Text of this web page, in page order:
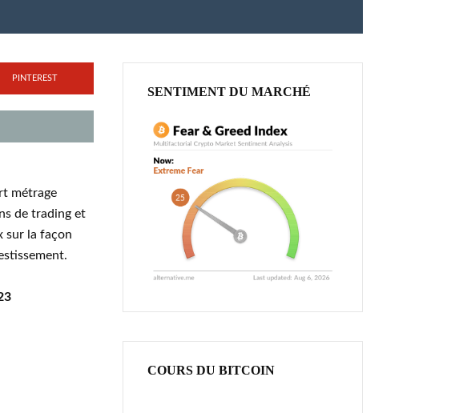
PINTEREST
métrage
de trading et
sur la façon
SENTIMENT DU MARCHÉ
COURS DU BITCOIN